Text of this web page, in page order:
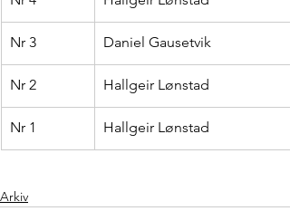
Nr 3 Daniel Gausetvik
Nr 2 Hallgeir Lønstad
Nr 1 Hallgeir Lønstad
Arkiv